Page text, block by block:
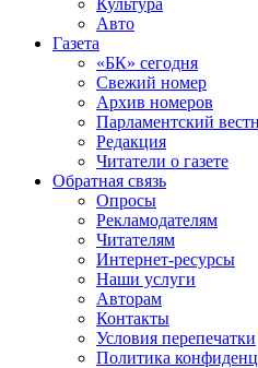
Культура
Авто
Газета
«БК» сегодня
Свежий номер
Архив номеров
Парламентский
Редакция
Читатели о газете
Обратная связь
Опросы
Рекламодателям
Читателям
Интернет-ресурсы
Наши услуги
Авторам
Контакты
Условия перепечатки
Политика